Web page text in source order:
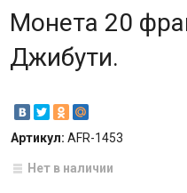
Монета 20
Джибути.
Артикул: AFR-1453
Нет в наличии